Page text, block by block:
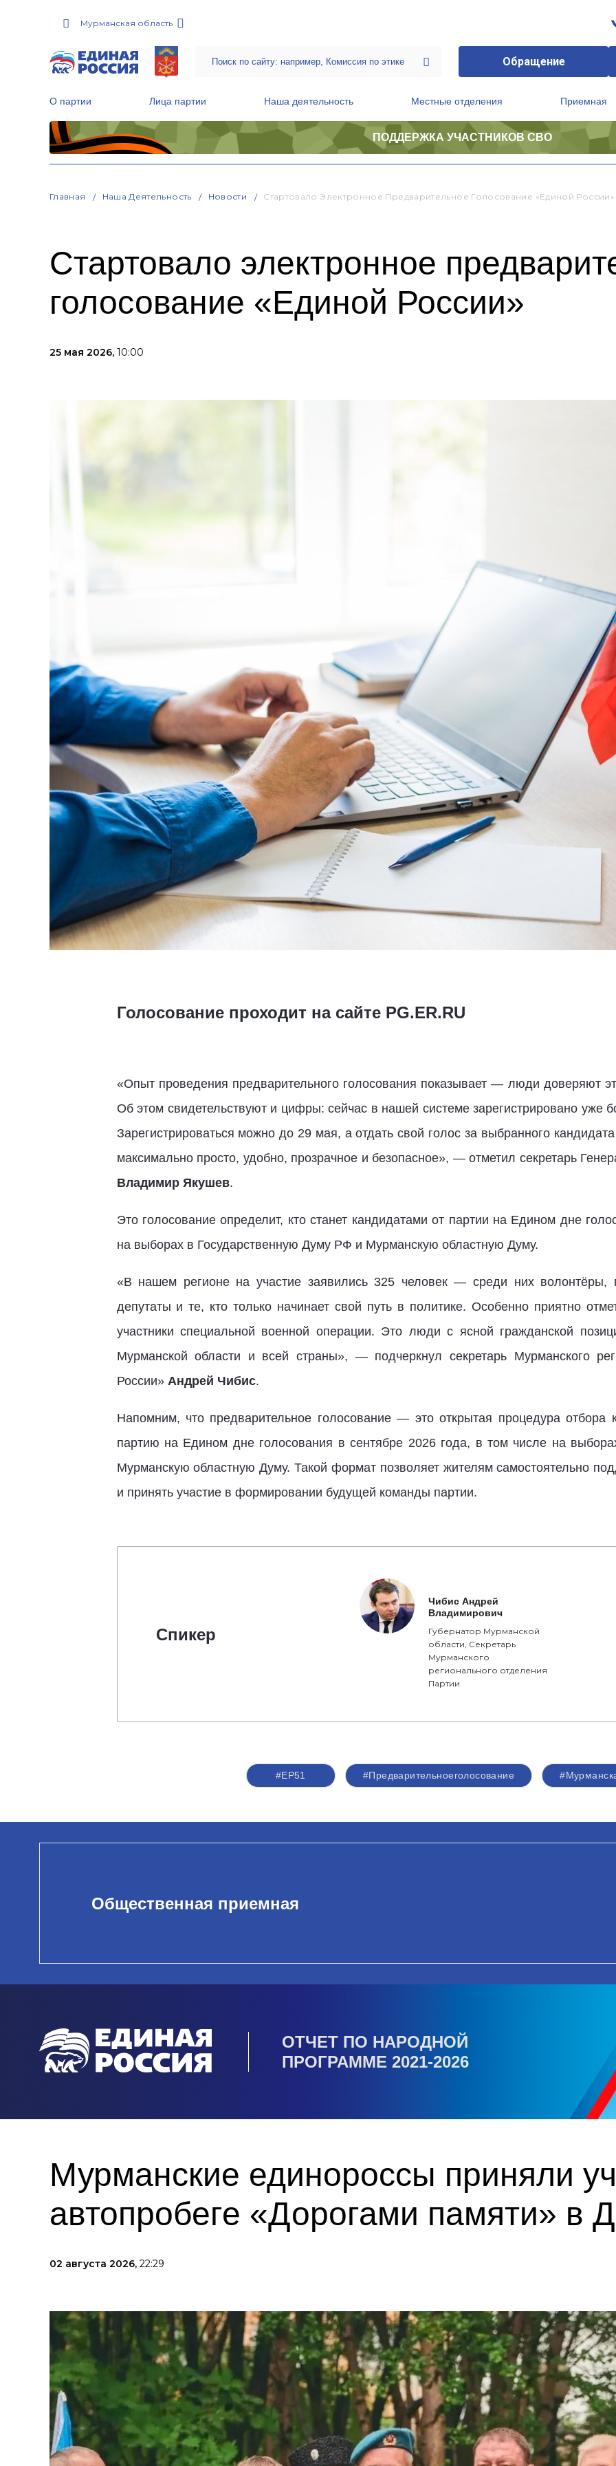
Мурманская область
Обращение
О партии Лица партии Наша деятельность Местные отделения Приемная
ПОДДЕРЖКА УЧАСТНИКОВ СВО
Главная Наша Деятельность Новости Стартовало Электронное Предварительное Голосование «Единой России»
Стартовало электронное
голосование «Единой России»
25 мая 2026, 10:00
Голосование проходит на сайте PG.ER.RU
«Опыт проведения предварительного голосования показывает — люди доверяют
Об этом свидетельствуют и цифры: сейчас в нашей системе зарегистрировано уже
Зарегистрироваться можно до 29 мая, а отдать свой голос за выбранного
максимально просто, удобно, прозрачное и безопасное», — отметил секретарь
Владимир Якушев.
Это голосование определит, кто станет кандидатами от партии на Едином дне
на выборах в Государственную Думу РФ и Мурманскую областную Думу.
«В нашем регионе на участие заявились 325 человек — среди них волонтёры,
депутаты и те, кто только начинает свой путь в политике. Особенно приятно
участники специальной военной операции. Это люди с ясной гражданской
Мурманской области и всей страны», — подчеркнул секретарь Мурманского
России» Андрей Чибис.
Напомним, что предварительное голосование — это открытая процедура отбора
партию на Едином дне голосования в сентябре 2026 года, в том числе на
Мурманскую областную Думу. Такой формат позволяет жителям самостоятельно
и принять участие в формировании будущей команды партии.
Спикер
Чибис Андрей
Владимирович
Губернатор Мурманской
области, Секретарь
Мурманского
регионального отделения
Партии
#ЕР51 #Предварительноеголосование
Общественная приемная
ОТЧЕТ ПО НАРОДНОЙ
ПРОГРАММЕ 2021-2026
Мурманские единороссы приняли
автопробеге «Дорогами памяти» в
02 августа 2026, 22:29